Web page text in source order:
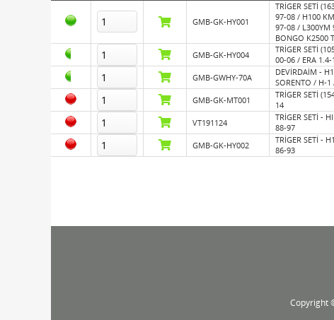
GMB-GK-HY001
TRİGER SETİ
97-08 / H100
97-08 / L300YM
BONGO K2500
GMB-GK-HY004
TRİGER SETİ
00-06 / ERA
GMB-GWHY-70A
DEVİRDAİM -
SORENTO / H-1
GMB-GK-MT001
TRİGER SETİ
14
VT191124
TRİGER SETİ -
88-97
GMB-GK-HY002
TRİGER SETİ -
86-93
Copyright